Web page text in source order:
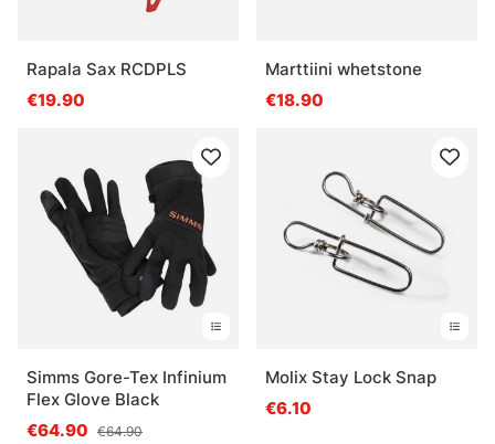
Rapala Sax RCDPLS
€19.90
Marttiini whetstone
€18.90
Simms Gore-Tex Infinium
Flex Glove Black
€64.90 €64.90
Molix Stay Lock Snap
€6.10